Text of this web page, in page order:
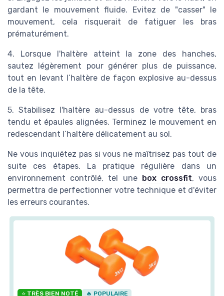
prématurément.
4. Lorsque l'haltère atteint la zone des hanches,
sautez légèrement pour générer plus de puissance,
tout en levant l’haltère de façon explosive au-dessus
de la tête.
5. Stabilisez l'haltère au-dessus de votre tête, bras
tendu et épaules alignées. Terminez le mouvement en
redescendant l’haltère délicatement au sol.
Ne vous inquiétez pas si vous ne maîtrisez pas tout de
suite ces étapes. La pratique régulière dans un
environnement contrôlé, tel une
box crossfit
, vous
permettra de perfectionner votre technique et d'éviter
les erreurs courantes.
⭐ TRÈS BIEN NOTÉ 🔥 POPULAIRE
Haltères en néoprène